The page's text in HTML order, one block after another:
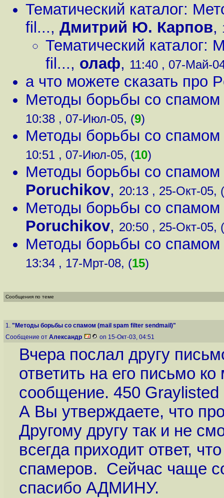
Тематический каталог:
fil..., Дмитрий Ю. Карпов,
Тематический
fil..., олаф, 11:40 , 07-Май-
а что можете сказать про
Методы борьбы со
10:38 , 07-Июл-05, (9)
Методы борьбы со
10:51 , 07-Июл-05, (10)
Методы борьбы со
Poruchikov, 20:13 , 25-Окт-05, (
Методы борьбы со
Poruchikov, 20:50 , 25-Окт-05, (
Методы борьбы со
13:34 , 17-Мрт-08, (15)
Сообщения по теме
1. "Методы борьбы со спамом (mail spam filter sendmail)"
Сообщение от Александр on 15-Окт-03, 04:51
Вчера послал другу
ответить на его письмо
сообщение. 450 Graylisted
А Вы утверждаете, что
Другому другу так и не
всегда приходит ответ,
спамеров. Сейчас чаще
спасибо АДМИНУ.